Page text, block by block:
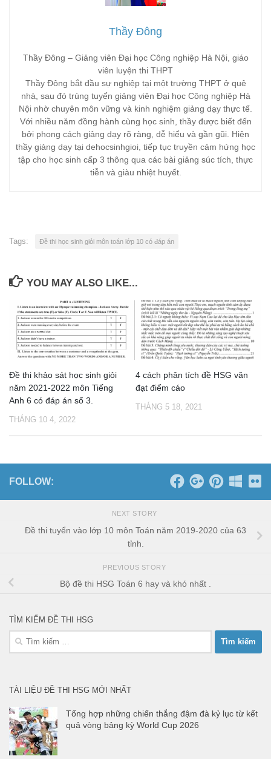
Thầy Đông
Thầy Đông – Giảng viên Đại học Công nghiệp Hà Nội, giáo
viên luyện thi THPT
Thầy Đông bắt đầu sự nghiệp tại một trường THPT ở quê
nhà, sau đó trúng tuyển giảng viên Đại học Công nghiệp Hà
Nội nhờ chuyên môn vững và kinh nghiệm giảng dạy thực tế.
Với nhiều năm đồng hành cùng học sinh, thầy được biết đến
bởi phong cách giảng dạy rõ ràng, dễ hiểu và gần gũi. Hiện
thầy giảng dạy tại dehocsinhgioi, tiếp tục truyền cảm hứng học
tập cho học sinh cấp 3 thông qua các bài giảng súc tích, thực
tiễn và giàu nhiệt huyết.
Tags: Đề thi học sinh giỏi môn toán lớp 10 có đáp án
YOU MAY ALSO LIKE...
Đề thi khảo sát học sinh giỏi
năm 2021-2022 môn Tiếng
Anh 6 có đáp án số 3.
THÁNG 10 4, 2022
4 cách phân tích đề HSG văn
đạt điểm cáo
THÁNG 5 18, 2021
FOLLOW:
NEXT STORY
Đề thi tuyển vào lớp 10 môn Toán năm 2019-2020 của 63
tỉnh.
PREVIOUS STORY
Bộ đề thi HSG Toán 6 hay và khó nhất .
TÌM KIẾM ĐỀ THI HSG
Tìm
TÀI LIỆU ĐỀ THI HSG MỚI NHẤT
Tổng hợp những chiến thắng đậm đà kỷ lục từ kết
quả vòng bảng kỳ World Cup 2026